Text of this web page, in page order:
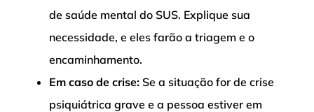
de saúde mental do SUS. Explique sua
necessidade, e eles farão a triagem e o
encaminhamento.
Em caso de crise: Se a situação for de crise
psiquiátrica grave e a pessoa estiver em